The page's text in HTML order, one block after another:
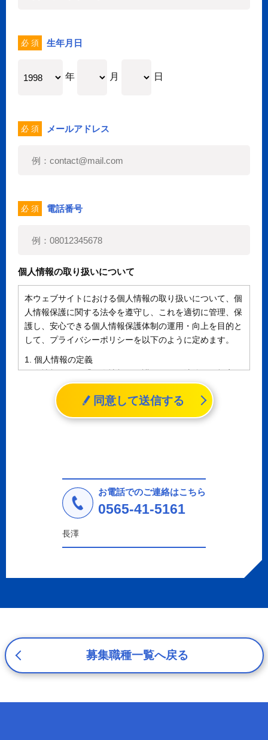
必 須 生年月日
年 月 日
必 須 メールアドレス
必 須 電話番号
個人情報の取り扱いについて
本ウェブサイトにおける個人情報の取り扱いについて、個
人情報保護に関する法令を遵守し、これを適切に管理、保
護し、安心できる個人情報保護体制の運用・向上を目的と
して、プライバシーポリシーを以下のように定めます。
1. 個人情報の定義
個人情報とは、「個人情報の保護に関する法律」に規定さ
れる生存する個人に関する情報であって、氏名、生年月日
その他の記述等により特定の個人を識別することができる
情報（個人識別情報）を指します。
a.応募者等からのお問い合わせに対応・管理するため
b.本ウェブサイトにおけるサービスの提供・運用のため
c.重要なお知らせなど必要に応じたご連絡のため
d.上記の利用目的に付随する目的
プライバシーを尊重し、収集した個人情報に対し、開示、
間、妥当な範囲内でこれに応じます。
応募者等の個人情報の取得、利用その他一切の取り扱いに
ついて、個人情報の保護に関する法律、その他の関連法
応募者等の個人情報を正確かつ最新の内容に保つよう努め
同意して送信する
お電話でのご連絡はこちら
0565-41-5161
長澤
募集職種一覧へ戻る